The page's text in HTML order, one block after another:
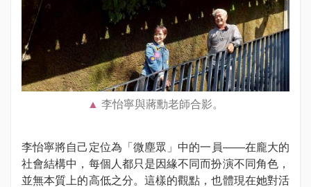
李怡寧與蔣勳老師合影。
李怡寧將自己定位為「微塵眾」中的一員——在龐大的
社會結構中，每個人都只是因緣不同而扮演不同角色，
並無本質上的高低之分。這樣的觀點，也體現在她對活